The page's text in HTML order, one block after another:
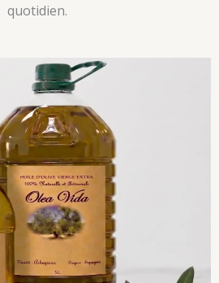
quotidien.